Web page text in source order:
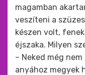
magamban
veszíteni a
készen volt,
éjszaka. Milyen
– Neked még
anyához megyek